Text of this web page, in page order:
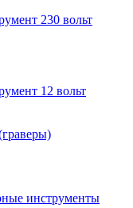
230 вольт
12 вольт
инструменты